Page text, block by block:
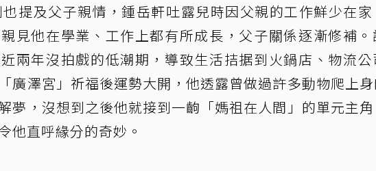
提及父子親情，鍾岳軒吐露兒時因父親的工作鮮少在
見他在學業、工作上都有所成長，父子關係逐漸修補
兩年沒拍戲的低潮期，導致生活拮据到火鍋店、物流公
廣澤宮」祈福後運勢大開，他透露曾做過許多動物爬上身
夢，沒想到之後他就接到一齣「媽祖在人間」的單元主
他直呼緣分的奇妙。